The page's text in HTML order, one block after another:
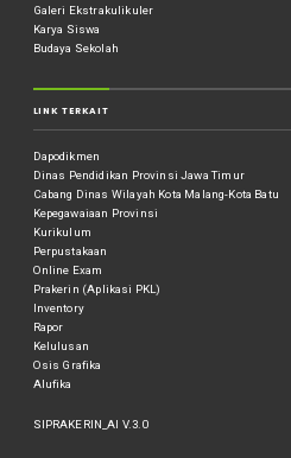
Galeri Ekstrakulikuler
Karya Siswa
Budaya Sekolah
LINK TERKAIT
Dapodikmen
Dinas Pendidikan Provinsi Jawa Timur
Cabang Dinas Wilayah Kota Malang-Kota Batu
Kepegawaiaan Provinsi
Kurikulum
Perpustakaan
Online Exam
Prakerin (Aplikasi PKL)
Inventory
Rapor
Kelulusan
Osis Grafika
Alufika
SIPRAKERIN_AI V.3.0